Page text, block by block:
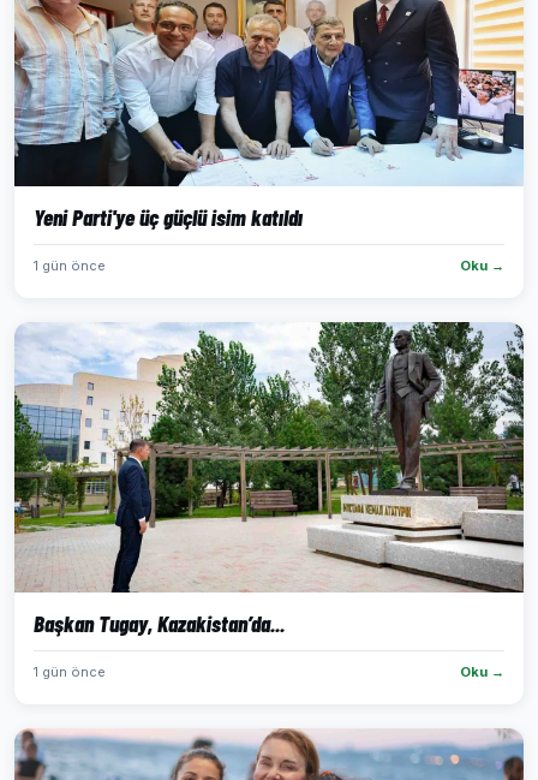
Yeni Parti'ye üç güçlü isim katıldı
1 gün önce Oku →
Başkan Tugay, Kazakistan’da...
1 gün önce Oku →